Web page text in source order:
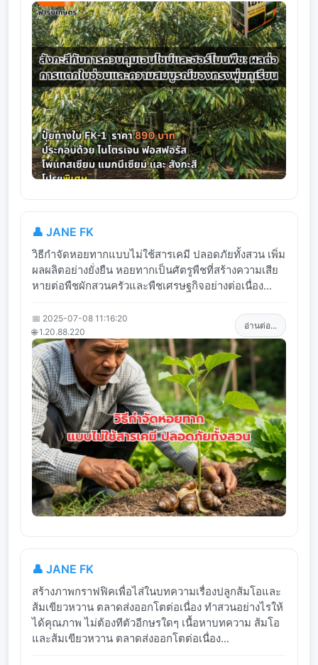
👤 JANE FK
วิธีกำจัดหอยทากแบบไม่ใช้สารเคมี ปลอดภัยทั้งสวน เพิ่ม
ผลผลิตอย่างยั่งยืน หอยทากเป็นศัตรูพืชที่สร้างความเสีย
หายต่อพืชผักสวนครัวและพืชเศรษฐกิจอย่างต่อเนื่อง...
📅 2025-07-08 11:16:20
🌐 1.20.88.220
อ่านต่อ...
👤 JANE FK
สร้างภาพกราฟฟิคเพื่อไส่ในบทความเรื่องปลูกส้มโอและ
ส้มเขียวหวาน ตลาดส่งออกโตต่อเนื่อง ทำสวนอย่างไรให้
ได้คุณภาพ ไม่ต้องทีตัวอีกษรใดๆ เนื้อหาบทความ ส้มโอ
และส้มเขียวหวาน ตลาดส่งออกโตต่อเนื่อง...